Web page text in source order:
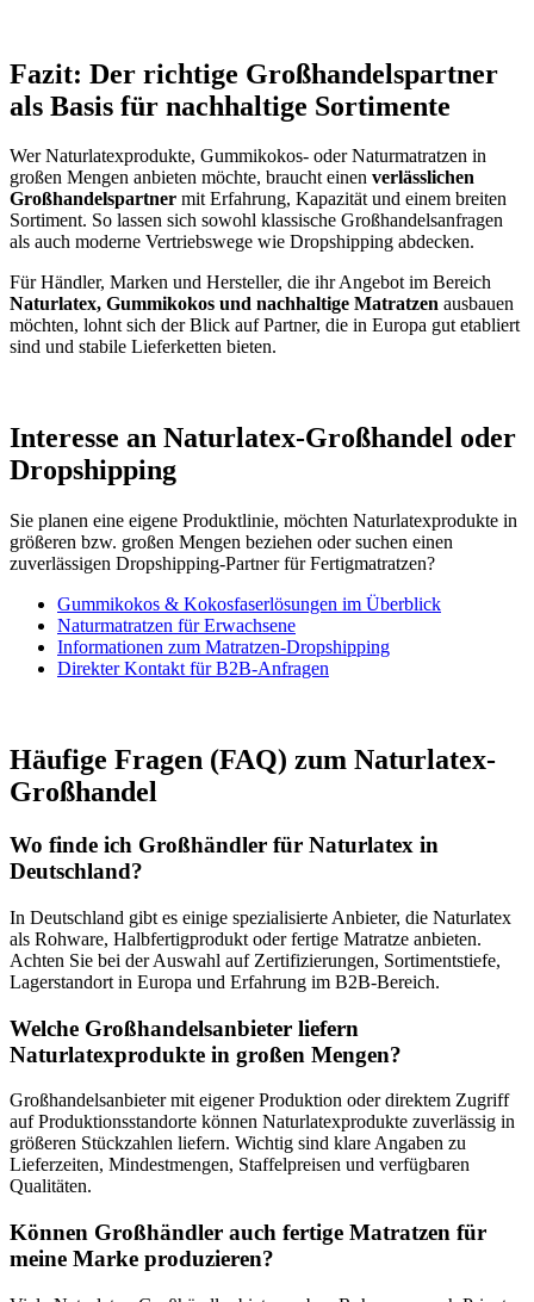
Fazit: Der richtige Großhandelspartner
als Basis für nachhaltige Sortimente
Wer Naturlatexprodukte, Gummikokos- oder Naturmatratzen in
großen Mengen anbieten möchte, braucht einen verlässlichen
Großhandelspartner mit Erfahrung, Kapazität und einem breiten
Sortiment. So lassen sich sowohl klassische Großhandelsanfragen
als auch moderne Vertriebswege wie Dropshipping abdecken.
Für Händler, Marken und Hersteller, die ihr Angebot im Bereich
Naturlatex, Gummikokos und nachhaltige Matratzen ausbauen
möchten, lohnt sich der Blick auf Partner, die in Europa gut etabliert
sind und stabile Lieferketten bieten.
Interesse an Naturlatex-Großhandel oder
Dropshipping
Sie planen eine eigene Produktlinie, möchten Naturlatexprodukte in
größeren bzw. großen Mengen beziehen oder suchen einen
zuverlässigen Dropshipping-Partner für Fertigmatratzen?
Gummikokos & Kokosfaserlösungen im Überblick
Naturmatratzen für Erwachsene
Informationen zum Matratzen-Dropshipping
Direkter Kontakt für B2B-Anfragen
Häufige Fragen (FAQ) zum Naturlatex-
Großhandel
Wo finde ich Großhändler für Naturlatex in
Deutschland?
In Deutschland gibt es einige spezialisierte Anbieter, die Naturlatex
als Rohware, Halbfertigprodukt oder fertige Matratze anbieten.
Achten Sie bei der Auswahl auf Zertifizierungen, Sortimentstiefe,
Lagerstandort in Europa und Erfahrung im B2B-Bereich.
Welche Großhandelsanbieter liefern
Naturlatexprodukte in großen Mengen?
Großhandelsanbieter mit eigener Produktion oder direktem Zugriff
auf Produktionsstandorte können Naturlatexprodukte zuverlässig in
größeren Stückzahlen liefern. Wichtig sind klare Angaben zu
Lieferzeiten, Mindestmengen, Staffelpreisen und verfügbaren
Qualitäten.
Können Großhändler auch fertige Matratzen für
meine Marke produzieren?